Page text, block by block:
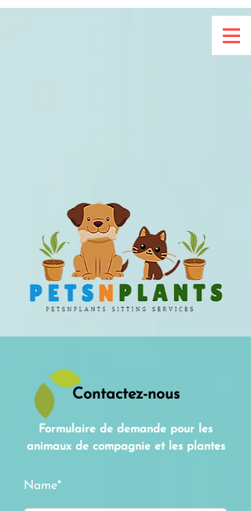
Contactez-nous
Formulaire de demande pour les
animaux de compagnie et les plantes
Name*